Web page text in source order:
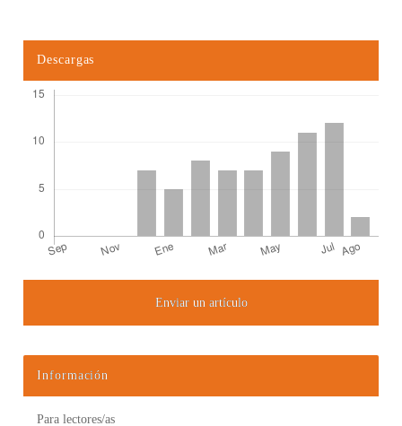
Descargas
Detalles del artículoEnviar un artículo
Información
Para lectores/as